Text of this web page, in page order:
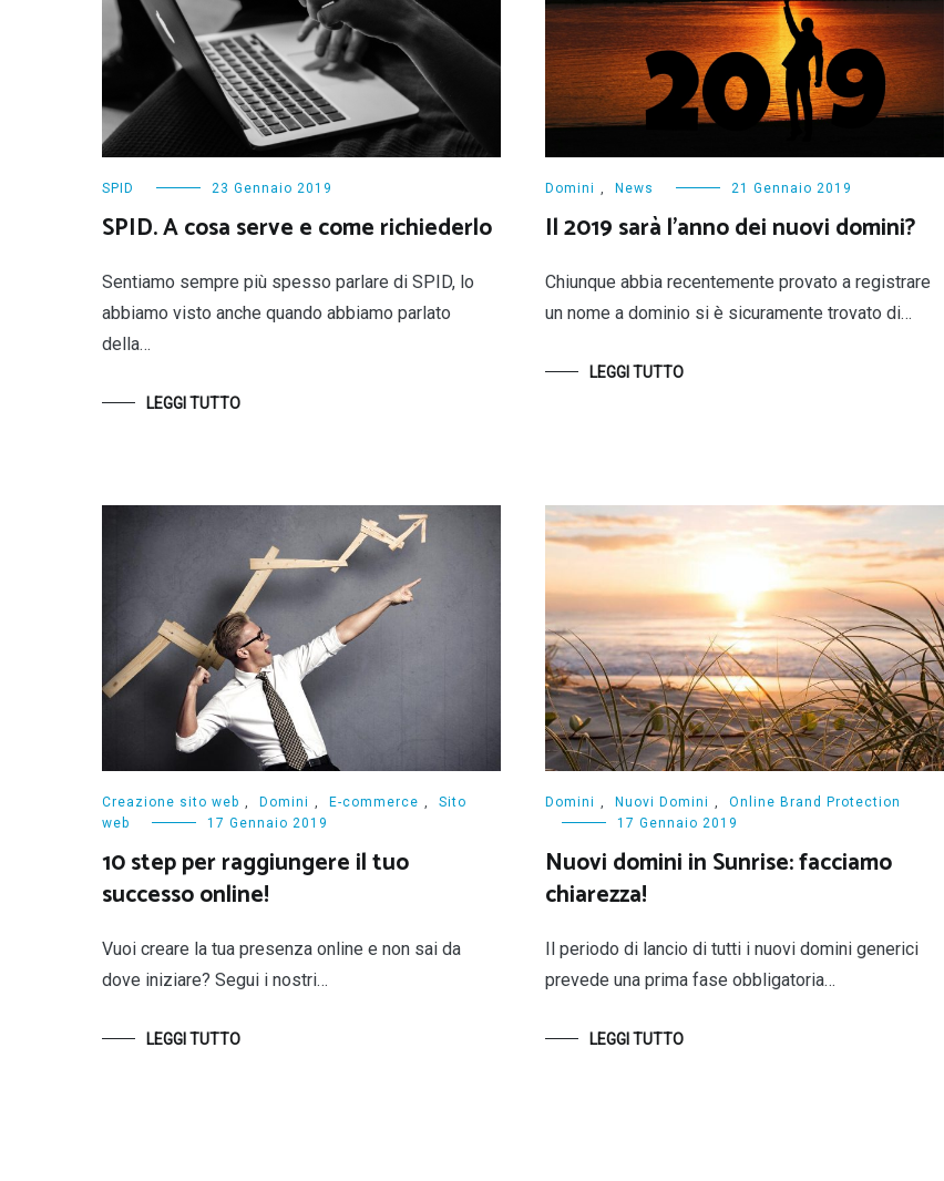
SPID 23 Gennaio 2019
SPID. A cosa serve e come richiederlo
Sentiamo sempre più spesso parlare di SPID, lo
abbiamo visto anche quando abbiamo parlato
della…
LEGGI TUTTO
Domini , News 21 Gennaio 2019
Il 2019 sarà l’anno dei nuovi domini?
Chiunque abbia recentemente provato a registrare
un nome a dominio si è sicuramente trovato di…
LEGGI TUTTO
Creazione sito web , Domini , E-commerce ,
Sito
web
17 Gennaio 2019
10 step per raggiungere il tuo
successo online!
Vuoi creare la tua presenza online e non sai da
dove iniziare? Segui i nostri…
LEGGI TUTTO
Domini , Nuovi Domini ,
Online Brand Protection
17 Gennaio 2019
Nuovi domini in Sunrise: facciamo
chiarezza!
Il periodo di lancio di tutti i nuovi domini generici
prevede una prima fase obbligatoria…
LEGGI TUTTO